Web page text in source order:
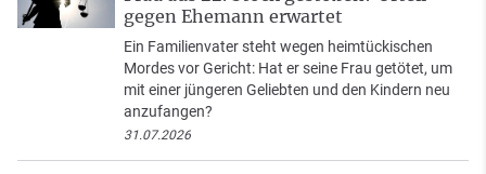
gegen Ehemann erwartet
Ein Familienvater steht wegen heimtückischen
Mordes vor Gericht: Hat er seine Frau getötet, um
mit einer jüngeren Geliebten und den Kindern neu
anzufangen?
31.07.2026